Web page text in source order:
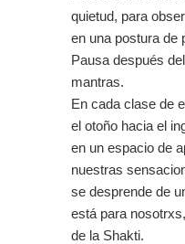
quietud, para
en una postura de
Pausa después
mantras.
En cada clase de
el otoño hacia el
en un espacio de
nuestras
se desprende de
está para
de la Shakti.